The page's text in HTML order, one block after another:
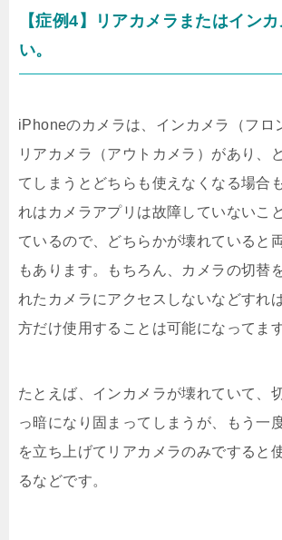
【症例4】リアカメラまたはイン
い。
iPhoneのカメラは、インカメラ（フロ
リアカメラ（アウトカメラ）があり、
てしまうとどちらも使えなくなる場合
れはカメラアプリは故障していないこ
ているので、どちらかが壊れていると
もあります。もちろん、カメラの切替
れたカメラにアクセスしないなどすれ
方だけ使用することは可能になってます
たとえば、インカメラが壊れていて、
っ暗になり固まってしまうが、もう一
を立ち上げてリアカメラのみですると
るなどです。